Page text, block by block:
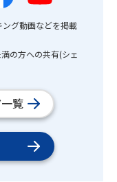
グ動画などを掲載
の方への共有(シェ
覧